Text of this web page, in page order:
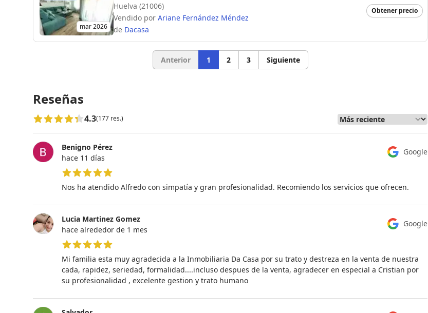
mar 2026
Huelva (21006)
Vendido por Ariane Fernández Méndez
de Dacasa
Obtener precio
Anterior 1 2 3 Siguiente
Reseñas
4.3(177 res.)
Google
Benigno Pérez
hace 11 días
5 de 5 estrellas
Nos ha atendido Alfredo con simpatía y gran profesionalidad. Recomiendo los servicios que ofrecen.
Google
Lucia Martinez Gomez
hace alrededor de 1 mes
5 de 5 estrellas
Mi familia esta muy agradecida a la Inmobiliaria Da Casa por su trato y destreza en la venta de nuestra
cada, rapidez, seriedad, formalidad....incluso despues de la venta, agradecer en especial a Cristian por
su profesionalidad , excelente gestion y trato humano